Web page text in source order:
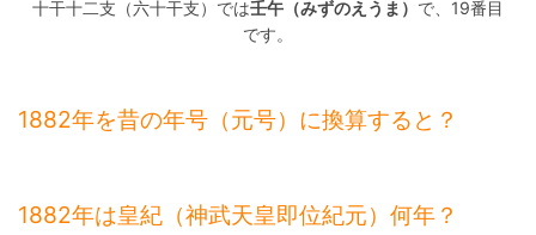
十干十二支（六十干支）では壬午（みずのえうま） で、19番目
です。
1882年を昔の年号（元号）に換算すると？
1882年は皇紀（神武天皇即位紀元）何年？